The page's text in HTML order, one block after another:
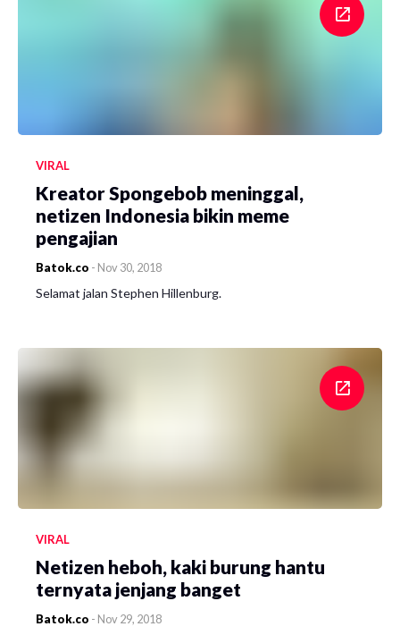
VIRAL
Kreator Spongebob meninggal,
netizen Indonesia bikin meme
pengajian
Batok.co - Nov 30, 2018
Selamat jalan Stephen Hillenburg.
VIRAL
Netizen heboh, kaki burung hantu
ternyata jenjang banget
Batok.co - Nov 29, 2018